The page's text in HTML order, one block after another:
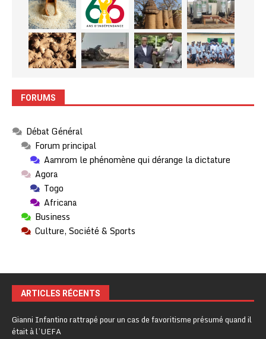
FORUMS
Débat Général
Forum principal
Aamrom le phénomène qui dérange la dictature
Agora
Togo
Africana
Business
Culture, Société & Sports
ARTICLES RÉCENTS
Gianni Infantino rattrapé pour un cas de favoritisme présumé quand il
était à l’UEFA